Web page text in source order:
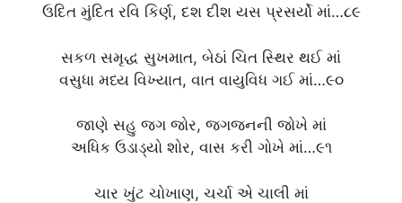
ઉદિત મુંદિત રવિ કિર્ણ, દશ દીશ યસ પ્રસર્યો માં…૮૯
સકળ સમૃદ્ધ સુખમાત, બેઠાં ચિત સ્થિર થઈ માં
વસુધા મધ્ય વિખ્યાત, વાત વાયુવિધ ગઈ માં…૯૦
જાણે સહુ જગ જોર, જગજનની જોખે માં
અધિક ઉડાડ્યો શોર, વાસ કરી ગોખે માં…૯૧
ચાર ખુંટ ચોખાણ, ચર્ચા એ ચાલી માં